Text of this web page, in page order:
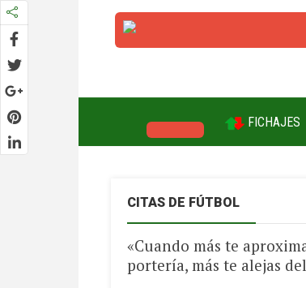
FICHAJES
CITAS DE FÚTBOL
«Cuando más te
portería, más te alejas